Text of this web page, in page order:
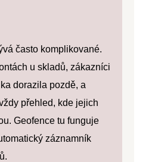
často komplikované.
u skladů, zákazníci
dorazila pozdě, a
přehled, kde jejich
Geofence tu funguje
záznamník
.